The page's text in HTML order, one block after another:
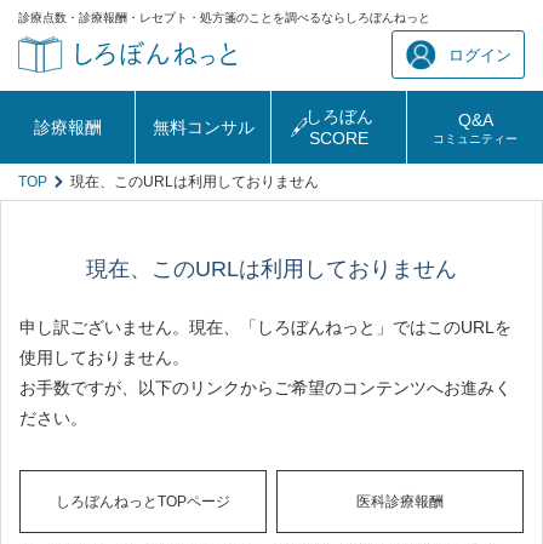
診療点数・診療報酬・レセプト・処方箋のことを調べるならしろぼんねっと
ログイン
診療報酬 無料コンサル
しろぼん
SCORE
Q&A
コミュニティー
TOP 現在、このURLは利用しておりません
現在、このURLは利用しておりません
申し訳ございません。現在、「しろぼんねっと」ではこのURLを
使用しておりません。
お手数ですが、以下のリンクからご希望のコンテンツへお進みく
ださい。
しろぼんねっとTOPページ 医科診療報酬